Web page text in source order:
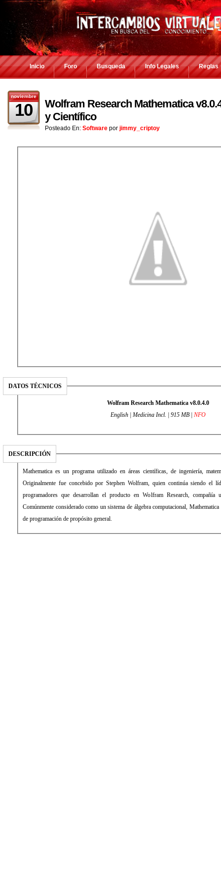
Inicio Foro Busqueda Info Legales Reglas
noviembre
10
Wolfram Research Mathematica
y Científico
Posteado En: Software por jimmy_criptoy
DATOS TÉCNICOS
Wolfram Research Mathematica v8.0.4.0
English | Medicina Incl. | 915 MB | NFO
DESCRIPCIÓN
Mathematica es un programa utilizado en áreas científicas, de ingeniería,
Originalmente fue concebido por Stephen Wolfram, quien continúa siendo el
programadores que desarrollan el producto en Wolfram Research, compañía
Comúnmente considerado como un sistema de álgebra computacional,
de programación de propósito general.